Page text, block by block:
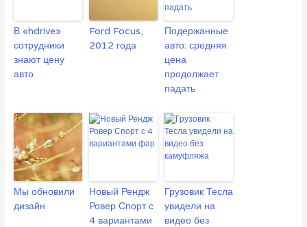
В «hdrive»
сотрудники
знают цену
авто
Ford Focus,
2012 года
Подержанные
авто: средняя
цена
продолжает
падать
Мы обновили
дизайн
Новый Рендж
Ровер Спорт с
4 вариантами
Грузовик Тесла
увидели на
видео без